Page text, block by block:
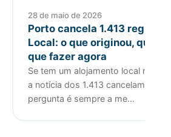
28 de maio de 2026
Porto cancela 1.413 registos
Local: o que originou, quem
que fazer agora
Se tem um alojamento local
a notícia dos 1.413 cancelamentos,
pergunta é sempre a me…